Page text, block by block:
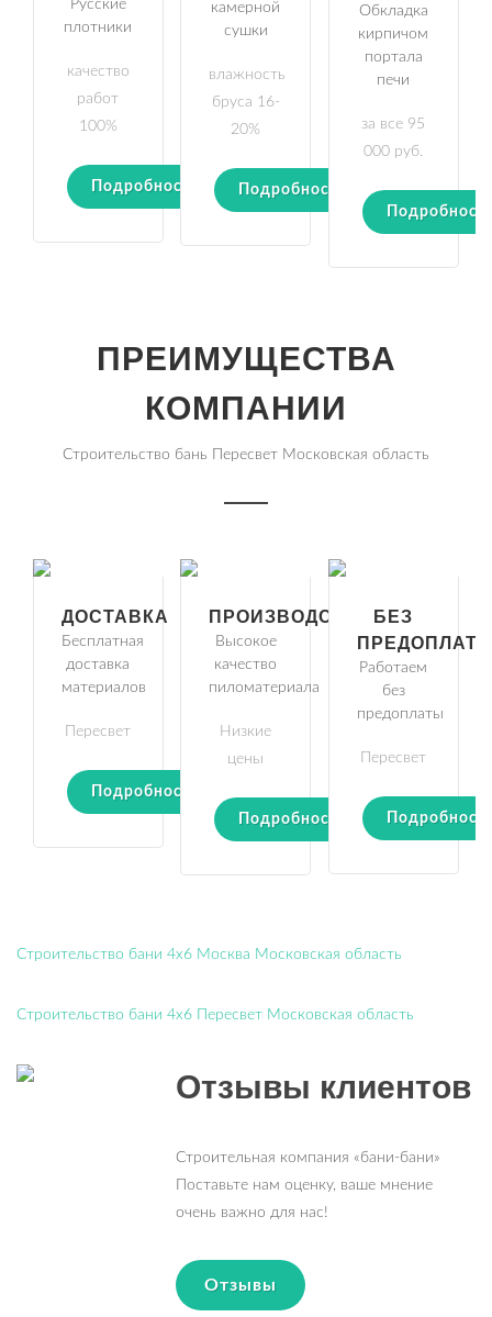
Русские
плотники
качество
работ
100%
Подробности
камерной
сушки
влажность
бруса 16-
20%
Подробности
Обкладка
кирпичом
портала
печи
за все 95
000 руб.
ПРЕИМУЩЕСТВА
КОМПАНИИ
Строительство бань Пересвет Московская область
ДОСТАВКА
Бесплатная
доставка
материалов
Пересвет
Подробности
ПРОИЗВОДСТВО
Высокое
качество
пиломатериала
Низкие
цены
Подробности
БЕЗ
Работаем
без
предоплаты
Пересвет
Строительство бани 4х6 Москва Московская область
Строительство бани 4х6 Пересвет Московская область
Отзывы клиентов
Строительная компания «бани-бани»
Поставьте нам оценку, ваше мнение
очень важно для нас!
Отзывы